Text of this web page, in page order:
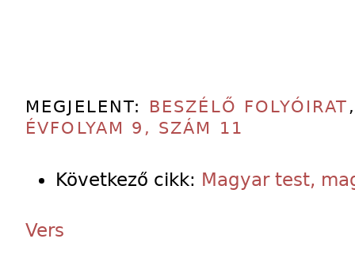
MEGJELENT: BESZÉLŐ FOLYÓIRAT
ÉVFOLYAM 9, SZÁM 11
Következő cikk: Magyar test,
Vers